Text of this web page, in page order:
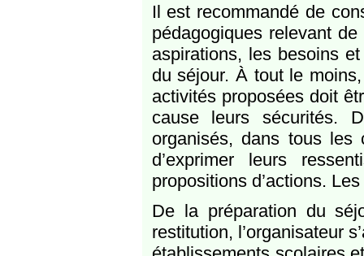
Il est recommandé de
pédagogiques relevant
aspirations, les besoins
du séjour. À tout le
activités proposées doit
cause leurs sécurités.
organisés, dans tous
d’exprimer leurs
propositions d’actions.
De la préparation du
restitution, l’organisateur